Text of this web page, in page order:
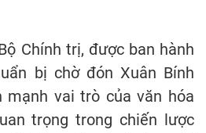
Chính trị, được ban hành
bị chờ đón Xuân Bính
mạnh vai trò của văn hóa
trọng trong chiến lược